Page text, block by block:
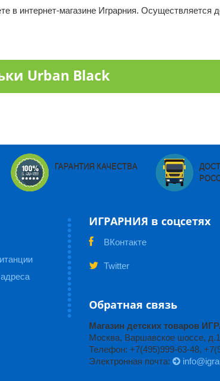
в интернет-магазине Играрния. Осуществляется
Urban Black
ГАРАНТИЯ КАЧЕСТВА
ИГРАРНИЯ в соцсетях
ВКонтакте
Twitter
Обратная связь
Магазин детских товаров
Москва, Варшавское шоссе,
Телефон: +7(495)999-63-48,
Электронная почта: